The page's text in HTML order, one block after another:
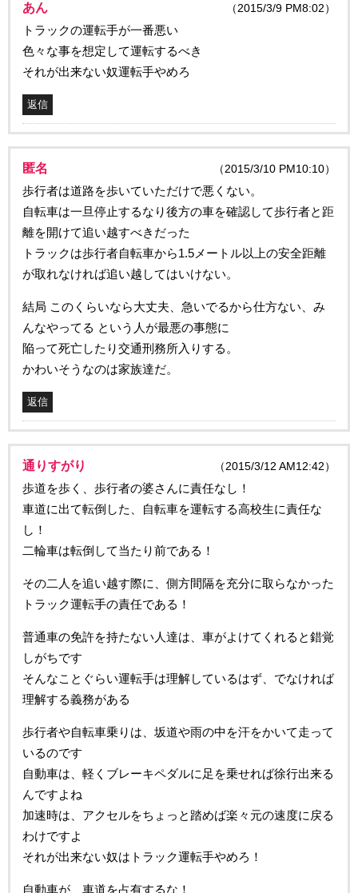
あん （2015/3/9 PM8:02）
トラックの運転手が一番悪い
色々な事を想定して運転するべき
それが出来ない奴運転手やめろ
返信
匿名 （2015/3/10 PM10:10）
歩行者は道路を歩いていただけで悪くない。
自転車は一旦停止するなり後方の車を確認して歩行者と距
離を開けて追い越すべきだった
トラックは歩行者自転車から1.5メートル以上の安全距離
が取れなければ追い越してはいけない。
結局 このくらいなら大丈夫、急いでるから仕方ない、み
んなやってる という人が最悪の事態に
陥って死亡したり交通刑務所入りする。
かわいそうなのは家族達だ。
返信
通りすがり （2015/3/12 AM12:42）
歩道を歩く、歩行者の婆さんに責任なし！
車道に出て転倒した、自転車を運転する高校生に責任な
し！
二輪車は転倒して当たり前である！
その二人を追い越す際に、側方間隔を充分に取らなかった
トラック運転手の責任である！
普通車の免許を持たない人達は、車がよけてくれると錯覚
しがちです
そんなことぐらい運転手は理解しているはず、でなければ
理解する義務がある
歩行者や自転車乗りは、坂道や雨の中を汗をかいて走って
いるのです
自動車は、軽くブレーキペダルに足を乗せれば徐行出来る
んですよね
加速時は、アクセルをちょっと踏めば楽々元の速度に戻る
わけですよ
それが出来ない奴はトラック運転手やめろ！
自動車が、車道を占有するな！